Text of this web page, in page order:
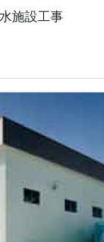
施設工事